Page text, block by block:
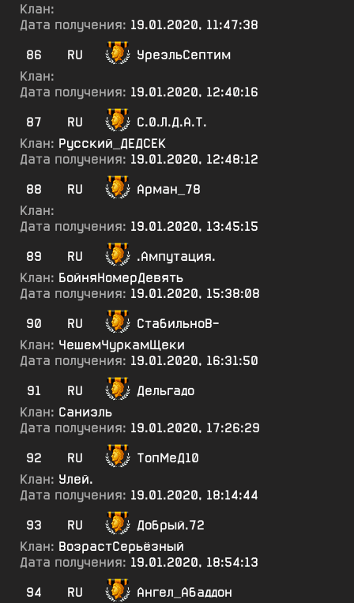
Клан:
Дата получения: 19.01.2020, 11:47:38
86
RU
УреэльСептим
Клан:
Дата получения: 19.01.2020, 12:40:16
87
RU
С.0.Л.Д.А.Т.
Клан: Русский_ДЕДСЕК
Дата получения: 19.01.2020, 12:48:12
88
RU
Арман_78
Клан:
Дата получения: 19.01.2020, 13:45:15
89
RU
.Ампутация.
Клан: БойняНомерДевять
Дата получения: 19.01.2020, 15:38:08
90
RU
СтабильноВ-
Клан: ЧешемЧуркамЩеки
Дата получения: 19.01.2020, 16:31:50
91
RU
Дельгадо
Клан: Саниэль
Дата получения: 19.01.2020, 17:26:29
92
RU
ТопМеД10
Клан: Улей.
Дата получения: 19.01.2020, 18:14:44
93
RU
Добрый.72
Клан: ВозрастСерьёзный
Дата получения: 19.01.2020, 18:54:13
94
RU
Ангел_Абаддон